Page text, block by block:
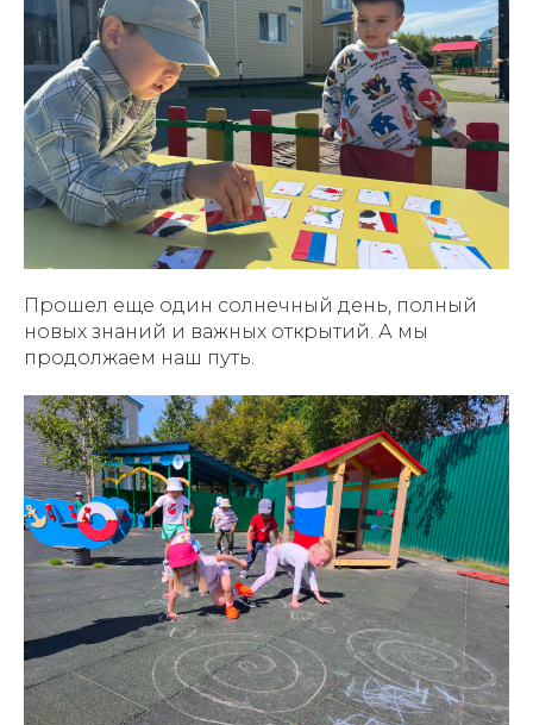
Прошел еще один солнечный день, полный
новых знаний и важных открытий. А мы
продолжаем наш путь.